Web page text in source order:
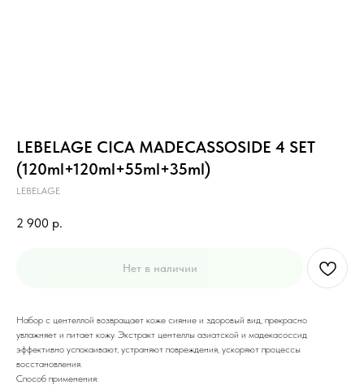
LEBELAGE CICA MADECASSOSIDE 4 SET
(120ml+120ml+55ml+35ml)
LEBELAGE
2 900 р.
Нет в наличии
Набор с центеллой возвращает коже сияние и здоровый вид, прекрасно
увлажняет и питает кожу. Экстракт центеллы азиатской и мадекасоссид
эффективно успокаивают, устраняют повреждения, ускоряют процессы
восстановления.
Способ применения: